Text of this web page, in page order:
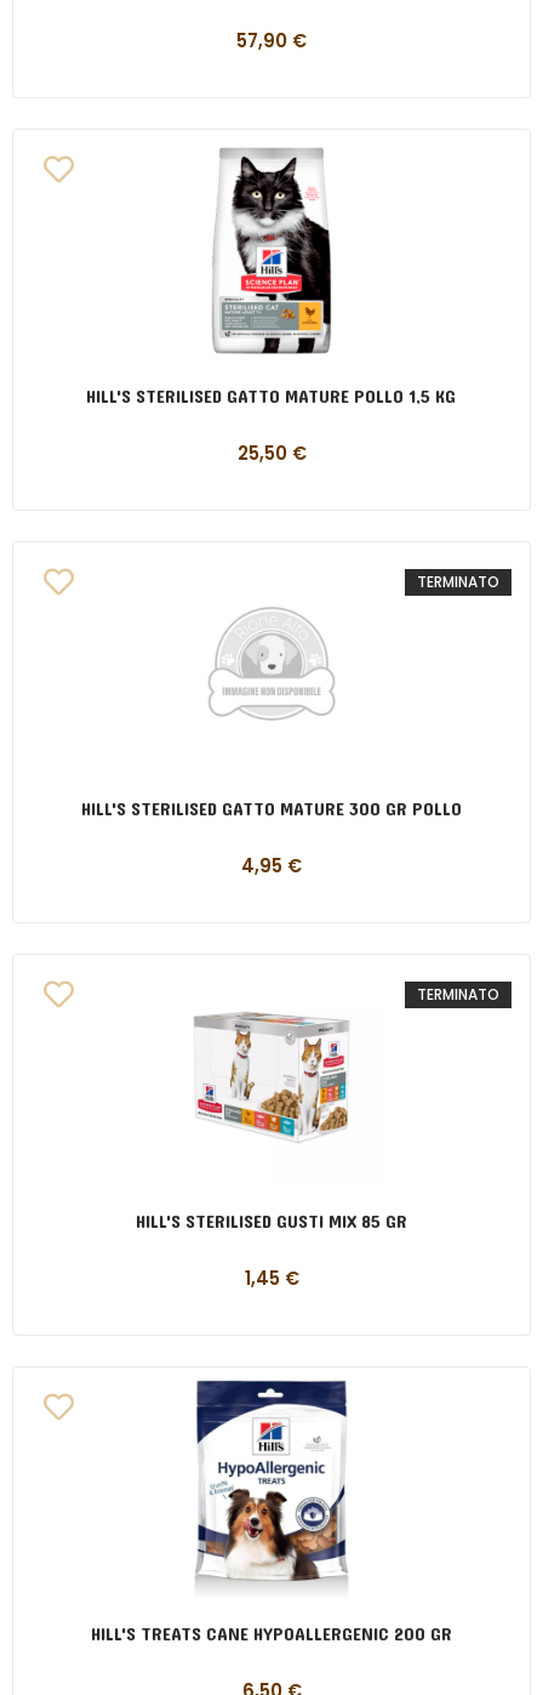
57,90 €
HILL'S STERILISED GATTO MATURE POLLO 1,5 KG
25,50 €
TERMINATO
HILL'S STERILISED GATTO MATURE 300 GR POLLO
4,95 €
TERMINATO
HILL'S STERILISED GUSTI MIX 85 GR
1,45 €
HILL'S TREATS CANE HYPOALLERGENIC 200 GR